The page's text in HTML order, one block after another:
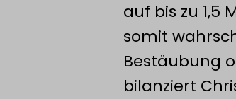
auf bis zu 1,5
somit
Bestäubung
bilanziert
Die Förderung der
der Artenvielfalt